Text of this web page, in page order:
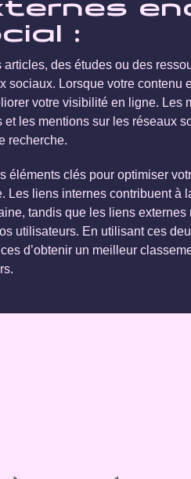
:
articles, des études ou des
sociaux. Lorsque votre contenu
votre visibilité en ligne. Les
les mentions sur les réseaux
recherche.
éléments clés pour optimiser
Les liens internes contribuent à
tandis que les liens
utilisateurs. En utilisant ces
d’obtenir un meilleur